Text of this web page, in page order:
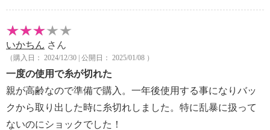
いかちん さん
（購入日： 2024/12/30 | 公開日： 2025/01/08 ）
一度の使用で糸が切れた
親が高齢なので準備で購入。一年後使用する事になりバッ
クから取り出した時に糸切れしました。特に乱暴に扱って
ないのにショックでした！